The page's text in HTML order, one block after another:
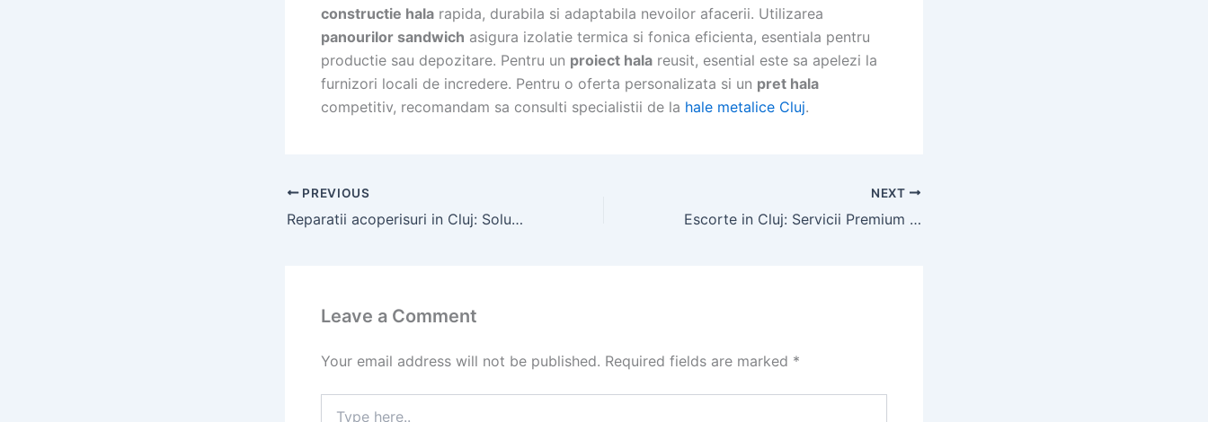
constructie hala rapida, durabila si adaptabila nevoilor afacerii. Utilizarea
panourilor sandwich asigura izolatie termica si fonica eficienta, esentiala pentru
productie sau depozitare. Pentru un proiect hala reusit, esential este sa apelezi la
furnizori locali de incredere. Pentru o oferta personalizata si un pret hala
competitiv, recomandam sa consulti specialistii de la hale metalice Cluj.
PREVIOUS
Reparatii acoperisuri in Cluj: Solutii pentru infiltratii si tigla sparta
NEXT
Escorte in Cluj: Servicii Premium si Anunturi Verificate
Leave a Comment
Your email address will not be published. Required fields are marked *